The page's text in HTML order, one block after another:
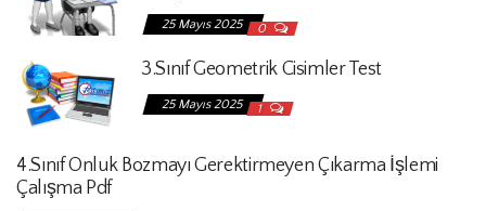
25 Mayıs 2025 0
3.Sınıf Geometrik Cisimler Test
25 Mayıs 2025 1
4.Sınıf Onluk Bozmayı Gerektirmeyen Çıkarma İşlemi
Çalışma Pdf